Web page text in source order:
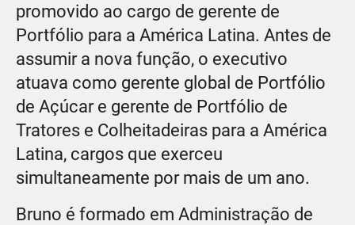
promovido ao cargo de gerente de
Portfólio para a América Latina. Antes de
assumir a nova função, o executivo
atuava como gerente global de Portfólio
de Açúcar e gerente de Portfólio de
Tratores e Colheitadeiras para a América
Latina, cargos que exerceu
simultaneamente por mais de um ano.
Bruno é formado em Administração de